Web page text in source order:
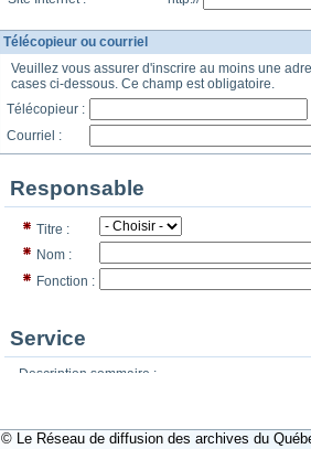
© Le Réseau de diffusion des archives du